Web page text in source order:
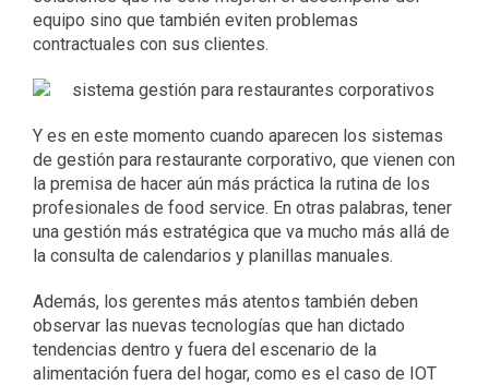
equipo sino que también eviten problemas
contractuales con sus clientes.
Y es en este momento cuando aparecen los sistemas
de gestión para restaurante corporativo, que vienen con
la premisa de hacer aún más práctica la rutina de los
profesionales de food service. En otras palabras, tener
una gestión más estratégica que va mucho más allá de
la consulta de calendarios y planillas manuales.
Además, los gerentes más atentos también deben
observar las nuevas tecnologías que han dictado
tendencias dentro y fuera del escenario de la
alimentación fuera del hogar, como es el caso de IOT